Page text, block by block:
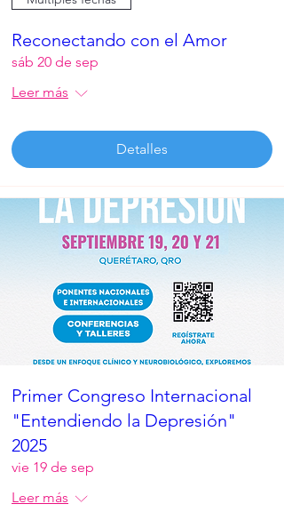
Reconectando con el Amor
sáb 20 de sep
Leer más
Detalles
Primer Congreso Internacional
"Entendiendo la Depresión"
2025
vie 19 de sep
Leer más